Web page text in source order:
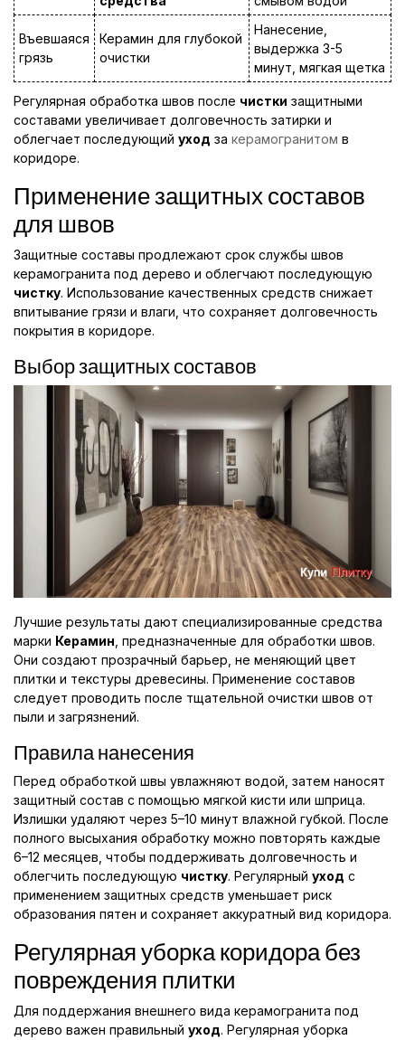
Въевшаяся
грязь
Керамин для глубокой
очистки
Нанесение,
выдержка 3-5
минут, мягкая щетка
Регулярная обработка швов после чистки защитными
составами увеличивает долговечность затирки и
облегчает последующий уход за керамогранитом в
коридоре.
Применение защитных составов
для швов
Защитные составы продлежают срок службы швов
керамогранита под дерево и облегчают последующую
чистку. Использование качественных средств снижает
впитывание грязи и влаги, что сохраняет долговечность
покрытия в коридоре.
Выбор защитных составов
Лучшие результаты дают специализированные средства
марки Керамин , предназначенные для обработки швов.
Они создают прозрачный барьер, не меняющий цвет
плитки и текстуры древесины. Применение составов
следует проводить после тщательной очистки швов от
пыли и загрязнений.
Правила нанесения
Перед обработкой швы увлажняют водой, затем наносят
защитный состав с помощью мягкой кисти или шприца.
Излишки удаляют через 5–10 минут влажной губкой. После
полного высыхания обработку можно повторять каждые
6–12 месяцев, чтобы поддерживать долговечность и
облегчить последующую чистку. Регулярный уход с
применением защитных средств уменьшает риск
образования пятен и сохраняет аккуратный вид коридора.
Регулярная уборка коридора без
повреждения плитки
Для поддержания внешнего вида керамогранита под
дерево важен правильный уход. Регулярная уборка